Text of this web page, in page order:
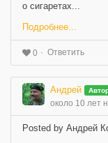
о сигаретах...
Подробнее...
0 Ответить
Андрей
около 10 лет
Posted by Андрей